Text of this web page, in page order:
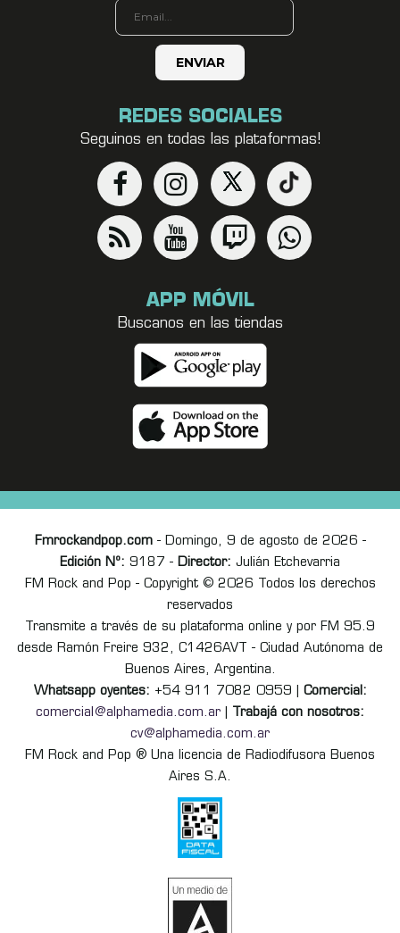
REDES SOCIALES
Seguinos en todas las plataformas!
APP MÓVIL
Buscanos en las tiendas
Fmrockandpop.com- Domingo, 9 de agosto de 2026 -
Edición Nº: 9187 - Director: Julián Etchevarria
FM Rock and Pop - Copyright © 2026 Todos los derechos
reservados
Transmite a través de su plataforma online y por FM 95.9
desde Ramón Freire 932, C1426AVT - Ciudad Autónoma de
Buenos Aires, Argentina.
Whatsapp oyentes: +54 911 7082 0959 | Comercial:
comercial@alphamedia.com.ar
Trabajá con nosotros:
cv@alphamedia.com.ar
FM Rock and Pop ® Una licencia de Radiodifusora Buenos
Aires S.A.